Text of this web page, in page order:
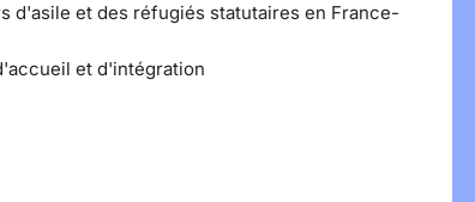
d'asile et des réfugiés statutaires en France-
et d'intégration